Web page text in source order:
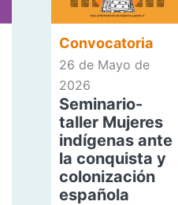
Convocatoria
26 de Mayo de
2026
Seminario-
taller Mujeres
indígenas ante
la conquista y
colonización
española